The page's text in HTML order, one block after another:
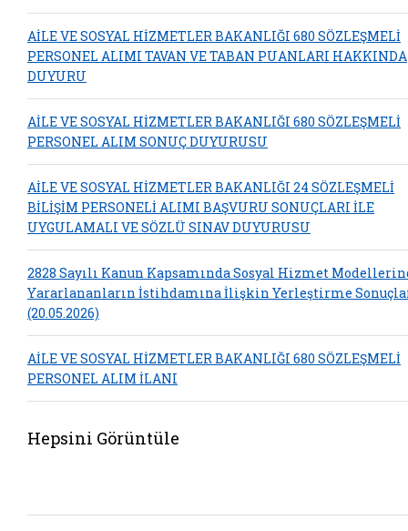
AİLE VE SOSYAL HİZMETLER BAKANLIĞI 680 SÖZLEŞMELİ
PERSONEL ALIMI TAVAN VE TABAN PUANLARI HAKKINDA
DUYURU
AİLE VE SOSYAL HİZMETLER BAKANLIĞI 680 SÖZLEŞMELİ
PERSONEL ALIM SONUÇ DUYURUSU
AİLE VE SOSYAL HİZMETLER BAKANLIĞI 24 SÖZLEŞMELİ
BİLİŞİM PERSONELİ ALIMI BAŞVURU SONUÇLARI İLE
UYGULAMALI VE SÖZLÜ SINAV DUYURUSU
2828 Sayılı Kanun Kapsamında Sosyal Hizmet
Yararlananların İstihdamına İlişkin Yerleştirme
(20.05.2026)
AİLE VE SOSYAL HİZMETLER BAKANLIĞI 680 SÖZLEŞMELİ
PERSONEL ALIM İLANI
Hepsini Görüntüle